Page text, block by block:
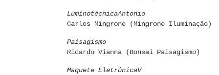
LuminotécnicaAntonio
Carlos Mingrone (Mingrone Iluminação)
Paisagismo
Ricardo Vianna (Bonsai Paisagismo)
Maquete EletrônicaV